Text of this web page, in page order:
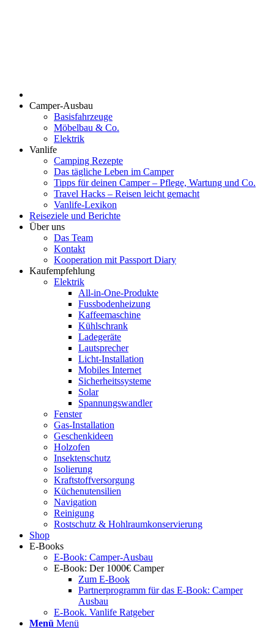
Camper-Ausbau
Basisfahrzeuge
Möbelbau & Co.
Elektrik
Vanlife
Camping Rezepte
Das tägliche Leben im Camper
Tipps für deinen Camper – Pflege, Wartung und Co.
Travel Hacks – Reisen leicht gemacht
Vanlife-Lexikon
Reiseziele und Berichte
Über uns
Das Team
Kontakt
Kooperation mit Passport Diary
Kaufempfehlung
Elektrik
All-in-One-Produkte
Fussbodenheizung
Kaffeemaschine
Kühlschrank
Ladegeräte
Lautsprecher
Licht-Installation
Mobiles Internet
Sicherheitssysteme
Solar
Spannungswandler
Fenster
Gas-Installation
Geschenkideen
Holzofen
Insektenschutz
Isolierung
Kraftstoffversorgung
Küchenutensilien
Navigation
Reinigung
Rostschutz & Hohlraumkonservierung
Shop
E-Books
E-Book: Camper-Ausbau
E-Book: Der 1000€ Camper
Zum E-Book
Partnerprogramm für das E-Book: Camper
Ausbau
E-Book. Vanlife Ratgeber
Menü Menü